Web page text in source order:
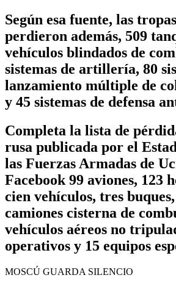
Según esa fuente, las
perdieron además, 509
vehículos blindados de
sistemas de artillería, 80
lanzamiento múltiple de
y 45 sistemas de defensa
Completa la lista de
rusa publicada por el
las Fuerzas Armadas de
Facebook 99 aviones, 123
cien vehículos, tres
camiones cisterna de
vehículos aéreos no
operativos y 15 equipos
MOSCÚ GUARDA SILENCIO